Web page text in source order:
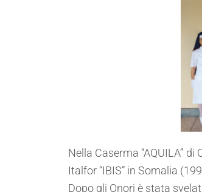
Nella Caserma “AQUILA”
Italfor “IBIS” in Somalia
Dopo gli Onori è stata